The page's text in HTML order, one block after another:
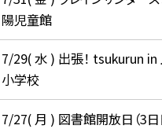
陽児童館
7/29( 水 ) 出張！ tsukurun in
小学校
7/27( 月 ) 図書館開放日（3日